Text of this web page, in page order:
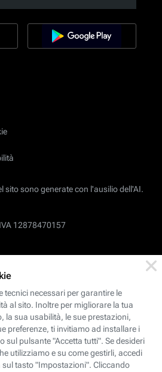
sito sono generate con l'ausilio dell'AI.
12878470157